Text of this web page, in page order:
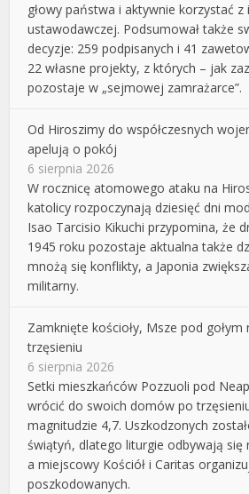
głowy państwa i aktywnie korzystać z
ustawodawczej. Podsumował także
decyzje: 259 podpisanych i 41
22 własne projekty, z których – jak
pozostaje w „sejmowej zamrażarce”.
Od Hiroszimy do współczesnych
apelują o pokój
6 sierpnia 2026
W rocznicę atomowego ataku na
katolicy rozpoczynają dziesięć dni
Isao Tarcisio Kikuchi przypomina, że
1945 roku pozostaje aktualna także
mnożą się konflikty, a Japonia
militarny.
Zamknięte kościoły, Msze pod
trzęsieniu
6 sierpnia 2026
Setki mieszkańców Pozzuoli pod
wrócić do swoich domów po
magnitudzie 4,7. Uszkodzonych
świątyń, dlatego liturgie odbywają się
a miejscowy Kościół i Caritas
poszkodowanych.